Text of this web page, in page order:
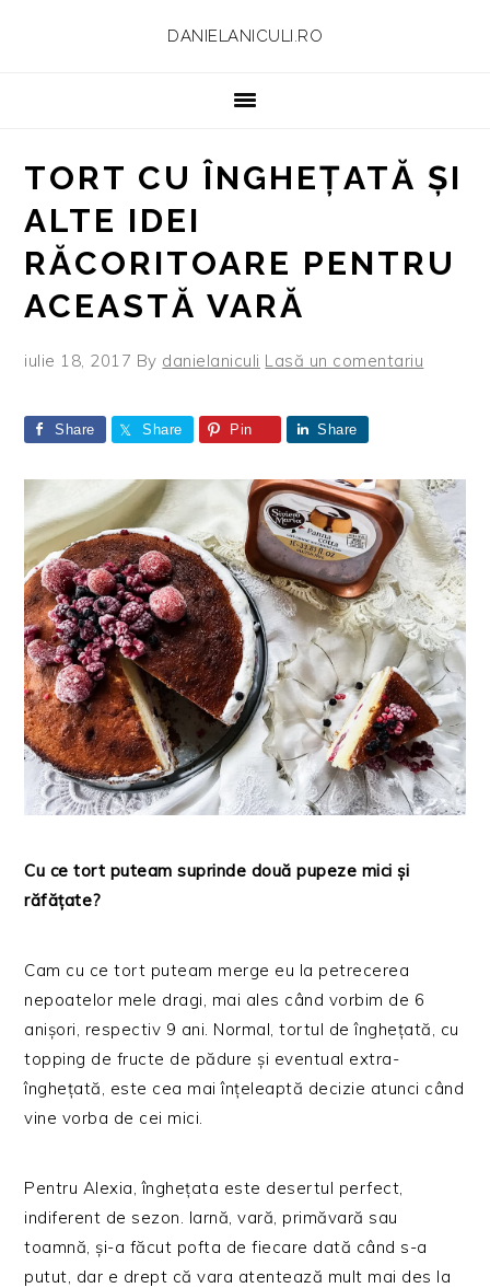
DANIELANICULI.RO
TORT CU ÎNGHEȚATĂ ȘI
ALTE IDEI
RĂCORITOARE PENTRU
ACEASTĂ VARĂ
iulie 18, 2017 By danielaniculi Lasă un comentariu
Share Share Pin Share
Cu ce tort puteam suprinde două pupeze mici și
răfățate?
Cam cu ce tort puteam merge eu la petrecerea
nepoatelor mele dragi, mai ales când vorbim de 6
anișori, respectiv 9 ani. Normal, tortul de înghețată, cu
topping de fructe de pădure și eventual extra-
înghețată, este cea mai înțeleaptă decizie atunci când
vine vorba de cei mici.
Pentru Alexia, înghețata este desertul perfect,
indiferent de sezon. Iarnă, vară, primăvară sau
toamnă, și-a făcut pofta de fiecare dată când s-a
putut, dar e drept că vara atentează mult mai des la